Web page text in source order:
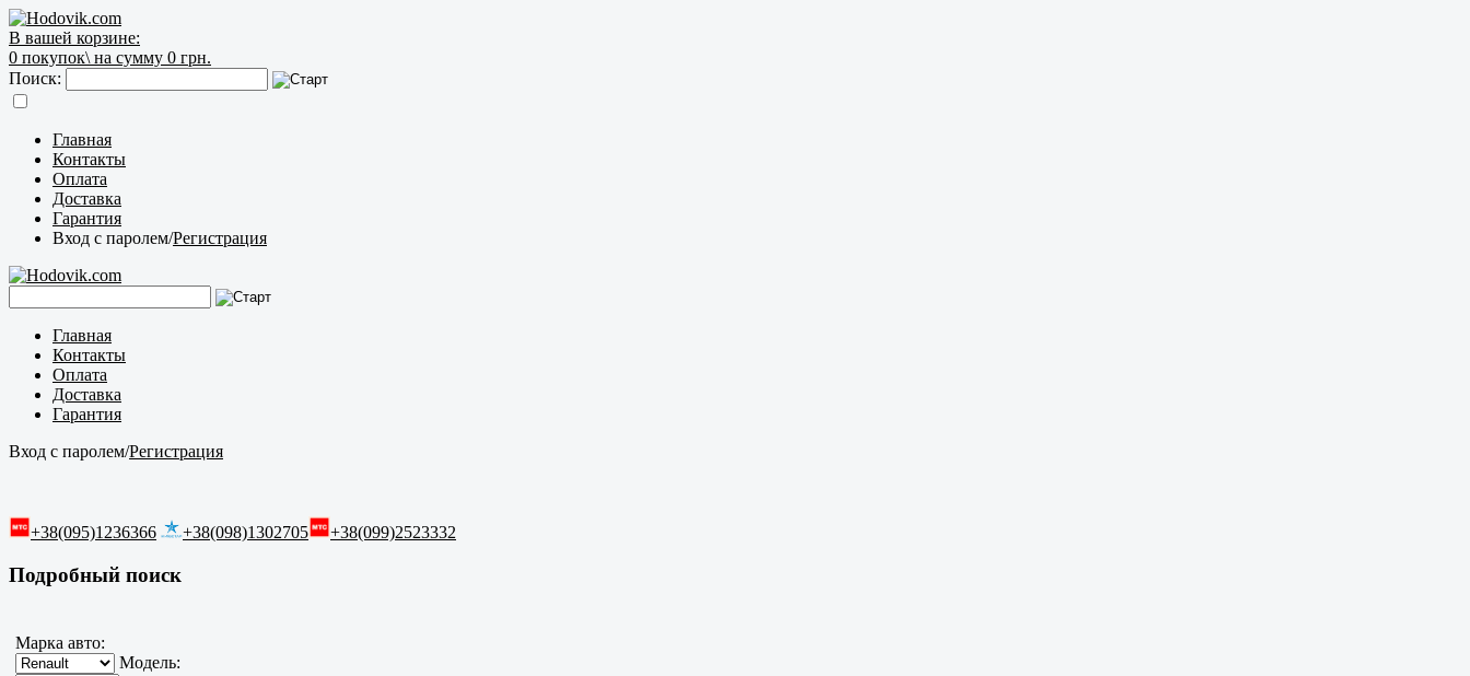
В вашей корзине:
0 покупок\ на сумму 0 грн.
Поиск:
Главная
Контакты
Оплата
Доставка
Гарантия
Вход с паролем/Регистрация
Главная
Контакты
Оплата
Доставка
Гарантия
Вход с паролем/Регистрация
+38(095)1236366 +38(098)1302705 +38(099)2523332
Подробный поиск
Марка авто:
Модель: